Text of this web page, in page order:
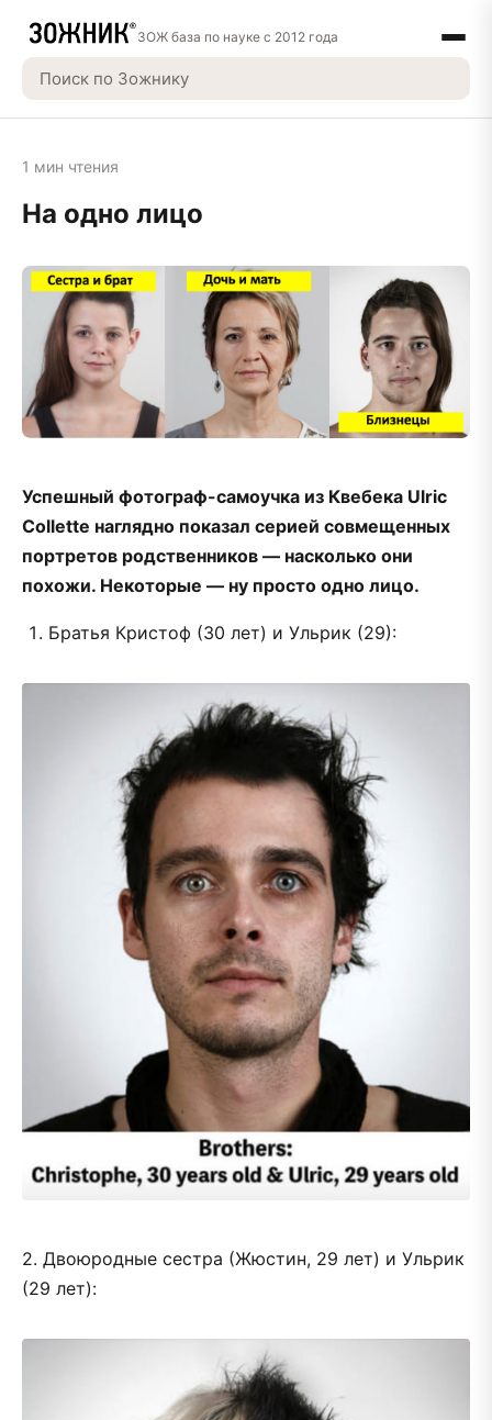
ЗОЖ база по науке с 2012 года
1 мин чтения
На одно лицо
Успешный фотограф-самоучка из Квебека Ulric
Collette наглядно показал серией совмещенных
портретов родственников — насколько они
похожи. Некоторые — ну просто одно лицо.
Братья Кристоф (30 лет) и Ульрик (29):
2. Двоюродные сестра (Жюстин, 29 лет) и Ульрик
(29 лет):